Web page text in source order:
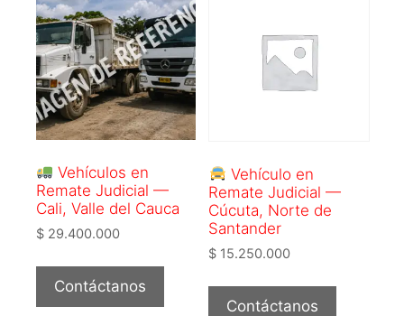
Vehículos en
Remate Judicial —
Cali, Valle del Cauca
$ 29.400.000
Contáctanos
Vehículo en
Remate Judicial —
Cúcuta, Norte de
Santander
$ 15.250.000
Contáctanos